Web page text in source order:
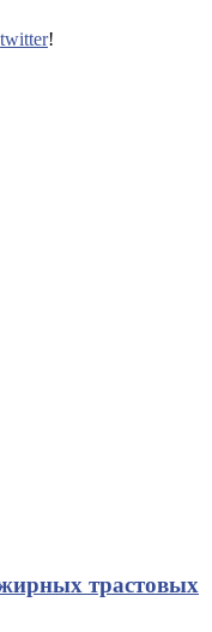
twitter!
трастовых